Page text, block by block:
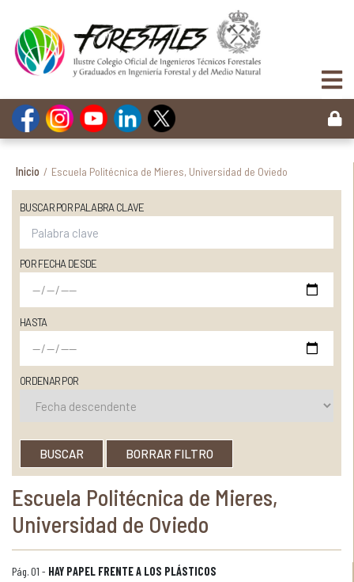
Inicio / Escuela Politécnica de Mieres, Universidad de Oviedo
BUSCAR POR PALABRA CLAVE
POR FECHA DESDE
HASTA
ORDENAR POR
BUSCAR BORRAR FILTRO
Escuela Politécnica de Mieres,
Universidad de Oviedo
Pág. 01 - HAY PAPEL FRENTE A LOS PLÁSTICOS